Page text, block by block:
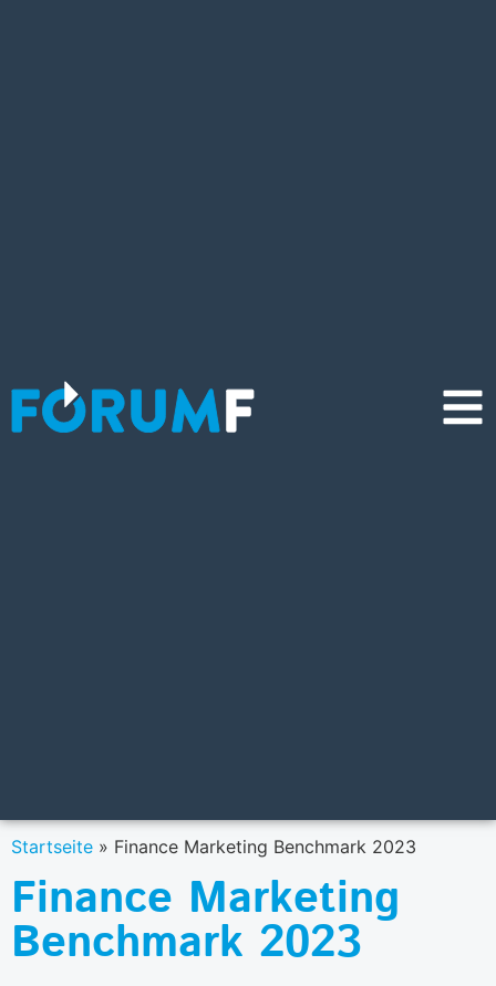
Startseite » Finance Marketing Benchmark 2023
Finance Marketing
Benchmark 2023